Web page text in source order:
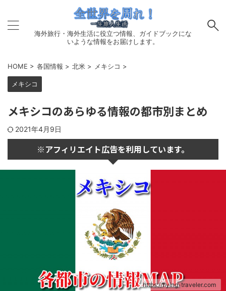
海外旅行・海外生活に役立つ情報、ガイドブックにな
いような情報をお届けします。
HOME > 各国情報 > 北米 > メキシコ >
メキシコ
メキシコのあらゆる情報の都市別まとめ
2021年4月9日
※アフィリエイト広告を利用しています。
https://flying-traveler.com